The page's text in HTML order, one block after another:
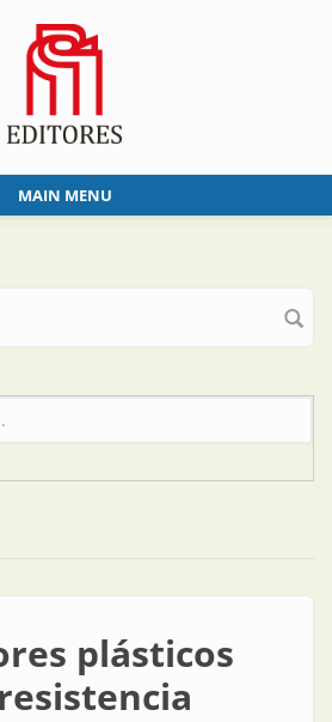
MAIN MENU
plásticos